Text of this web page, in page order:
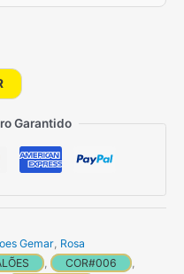
Garantido
Gemar Rosa
COR#006